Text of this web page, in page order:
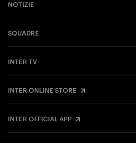
NOTIZIE
SQUADRE
INTER TV
INTER ONLINE STORE
INTER OFFICIAL APP